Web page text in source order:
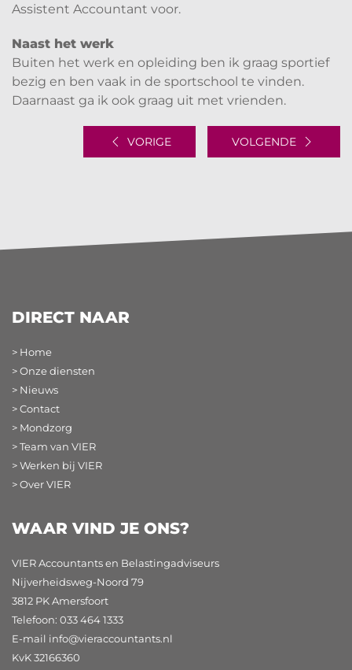
Assistent Accountant voor.
Naast het werk
Buiten het werk en opleiding ben ik graag sportief
bezig en ben vaak in de sportschool te vinden.
Daarnaast ga ik ook graag uit met vrienden.
VORIGE VOLGENDE
DIRECT NAAR
> Home
> Onze diensten
> Nieuws
> Contact
> Mondzorg
> Team van VIER
> Werken bij VIER
> Over VIER
WAAR VIND JE ONS?
VIER Accountants en Belastingadviseurs
Nijverheidsweg-Noord 79
3812 PK Amersfoort
Telefoon: 033 464 1333
E-mail info@vieraccountants.nl
KvK 32166360